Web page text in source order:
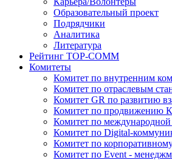
Образовательный проект
Подрядчики
Аналитика
Литература
Рейтинг TOP-COMM
Комитеты
Комитет по внутренним
Комитет по отраслевым
Комитет GR по развитию
Комитет по продвижению
Комитет по международной
Комитет по Digital-
Комитет по
Комитет по Event -